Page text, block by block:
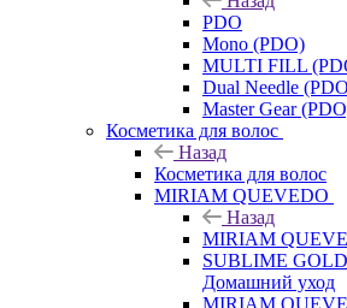
PDO
Mono (PDO)
MULTI FILL
Dual Needle
Master Gear
Косметика для волос
Назад
Косметика для волос
MIRIAM QUEVEDO
Назад
MIRIAM
SUBLIME GOLD
Домашний уход
MIRIAM